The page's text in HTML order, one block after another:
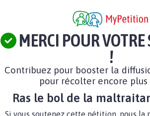
MERCI POUR
!
Contribuez pour booster la
pour récolter encore plus
Ras le bol de la
Si vous soutenez cette pétition, nous la